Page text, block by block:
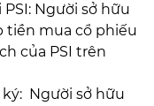
Người sở hữu
tiền mua cổ phiếu
của PSI trên
Người sở hữu